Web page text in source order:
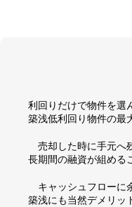
利回りだけで物件を選
築浅低利回り物件の最
売却した時に手元へ
長期間の融資が組める
キャッシュフローに
築浅にも当然デメリッ